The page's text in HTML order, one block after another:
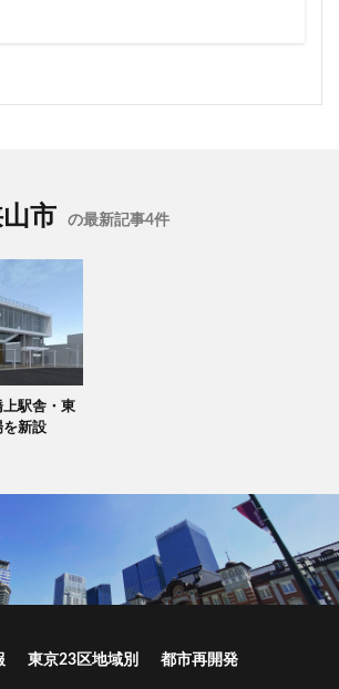
市 の最新記事4件
上駅舎・東
を新設
東京23区地域別 都市再開発